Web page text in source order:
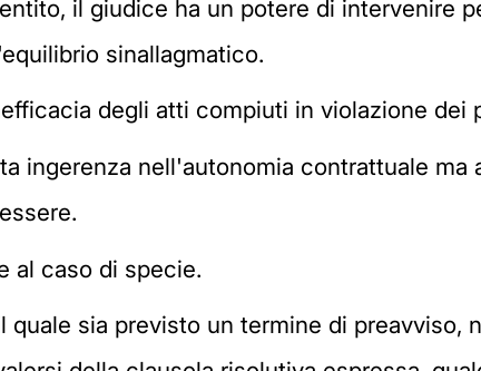
il giudice ha un potere di intervenire
sinallagmatico.
degli atti compiuti in violazione dei
ingerenza nell'autonomia contrattuale ma
al caso di specie.
sia previsto un termine di preavviso,